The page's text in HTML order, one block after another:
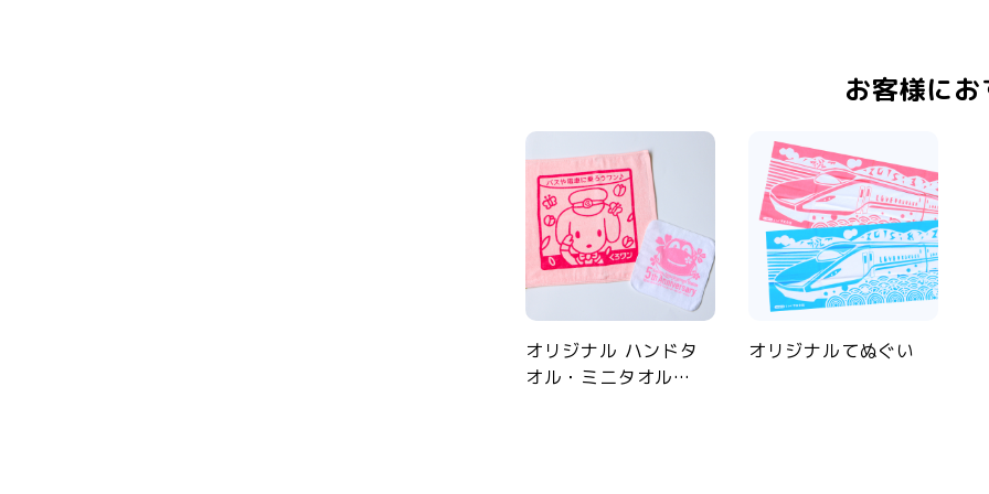
お客様に
オリジナル ハンドタ
オル・ミニタオル…
オリジナルてぬぐい